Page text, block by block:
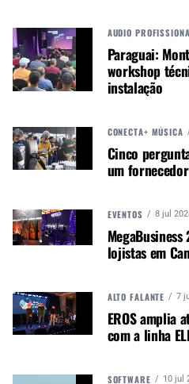
Estande SG Strings
SG Strings
O estande SG foi
Brasil abriu as portas da
amam música e
produtos e as ativações:
drive de instrumentos
by SG strings que
testar e atestar a
diretamente nos Stories do
AUDIO
Paraguai:
workshop
instalação
CONECTA+ MÚSICA
Cinco
um
EVENTOS 8 jul
lojistas em
ALTO FALANTE 7
EROS amplia
com a linha
SOFTWARE 10 jul